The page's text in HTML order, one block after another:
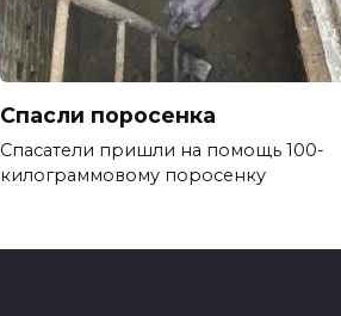
Спасли поросенка
Спасатели пришли на помощь 100-
килограммовому поросенку